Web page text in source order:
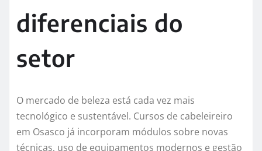
diferenciais do
setor
O mercado de beleza está cada vez mais
tecnológico e sustentável. Cursos de cabeleireiro
em Osasco já incorporam módulos sobre novas
técnicas, uso de equipamentos modernos e gestão